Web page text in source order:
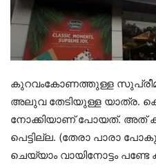
കുറവംകോണത്തുള്ള
അലുവ തേടിയുള്ള യാത്ര.
നോക്കിയാണ് പോയത്. അത്
പെട്ടില്ല. (തേരാ പാരാ
ചെയ്യാം വായിനോട്ടം പണ്ടേ